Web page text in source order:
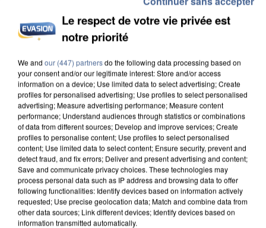
APRÈS TOUTES CES CANICULES, LES REFUGES
DE FAUNE SAUVAGE SONT...
Le respect de votre vie privée est
notre priorité
We and our (447) partnersdo the following data processing based on
your consent and/or our legitimate interest: Store and/or access
information on a device; Use limited data to select advertising; Create
profiles for personalised advertising; Use profiles to select personalised
advertising; Measure advertising performance; Measure content
performance; Understand audiences through statistics or combinations
of data from different sources; Develop and improve services; Create
profiles to personalise content; Use profiles to select personalised
content; Use limited data to select content; Ensure security, prevent and
detect fraud, and fix errors; Deliver and present advertising and content;
Save and communicate privacy choices. These technologies may
process personal data such as IP address and browsing data to offer
following functionalities: Identify devices based on information actively
requested; Use precise geolocation data; Match and combine data from
other data sources; Link different devices; Identify devices based on
information transmitted automatically.